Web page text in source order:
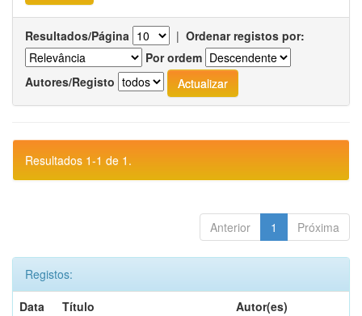
Resultados/Página | Ordenar registos por:
Por ordem
Autores/Registo
Resultados 1-1 de 1.
Anterior 1 Próxima
Registos:
Data
Título
Autor(es)